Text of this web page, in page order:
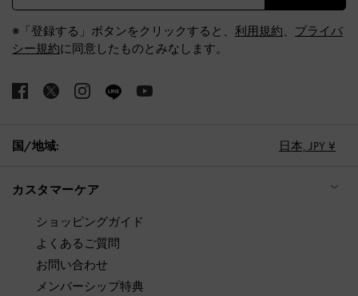
※「登録する」ボタンをクリックすると、 利用規約、 プライバ
シー規約に同意したものとみなします。
国/地域: 日本, JPY ¥
カスタマーケア
ショッピングガイド
よくあるご質問
お問い合わせ
メンバーシップ特典